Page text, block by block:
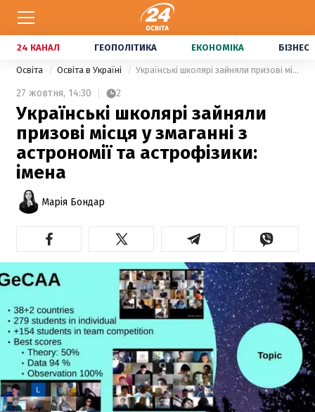
24 КАНАЛ ГЕОПОЛІТИКА ЕКОНОМІКА БІЗНЕС
Освіта Освіта в Україні Українські школярі зайняли призові місця у змаганні з астрономії та астрофізики: імена
27 жовтня, 14:30 2
Українські школярі зайняли
призові місця у змаганні з
астрономії та астрофізики:
імена
Марія Бондар